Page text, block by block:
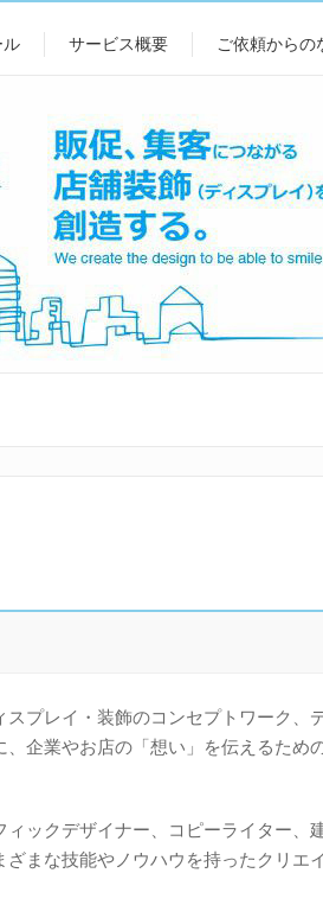
ル サービス概要 ご依頼からの
プレイ・装飾のコンセプトワーク、
企業やお店の「想い」を伝えるため
ックデザイナー、コピーライター、
まな技能やノウハウを持ったクリエ